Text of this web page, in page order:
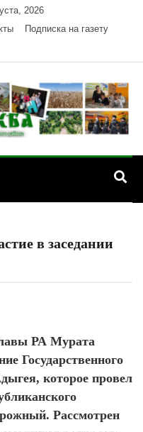
2026
Подписка на газету
газета
Республики Адыгея
в заседании
РА Мурата
Государственного
которое провел
Рассмотрен